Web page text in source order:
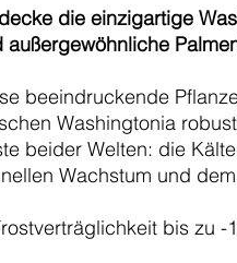
die einzigartige
außergewöhnliche
beeindruckende
Washingtonia
beider Welten: die
Wachstum und
bis zu -